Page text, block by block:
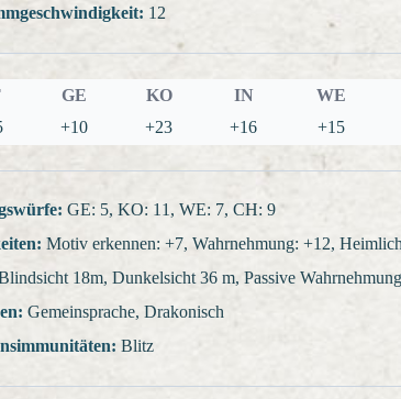
12
GE KO IN WE
+10 +23 +16 +15
GE: 5, KO: 11, WE: 7, CH: 9
Motiv erkennen: +7, Wahrnehmung: +12,
18m, Dunkelsicht 36 m, Passive
Gemeinsprache, Drakonisch
Blitz